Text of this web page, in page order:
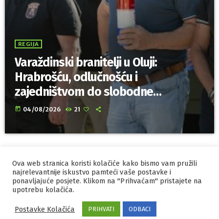
REGIJA
Varaždinski branitelji u Oluji:
Hrabrošću, odlučnošću i
zajedništvom do slobodne
Hrvatske!
today 04/08/2026 21
IZRADA I HOSTINGORBIS
MARKETING
PRAVILA PRIVATNOSTI
Ova web stranica koristi kolačiće kako bismo vam pružili
najrelevantnije iskustvo pamteći vaše postavke i
ponavljajuće posjete. Klikom na "Prihvaćam" pristajete na
upotrebu kolačića.
Postavke Kolačića PRIHVATI ODBACI